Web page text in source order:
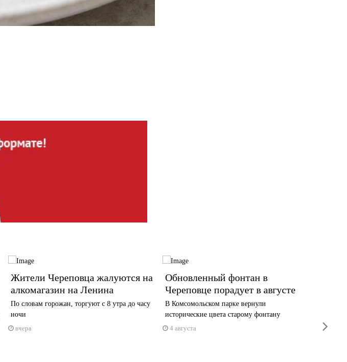
Жители Череповца жалуются на
алкомагазин на Ленина
По словам горожан, торгуют с 8 утра до часу
ночи
вчера
Обновленный фонтан в
Череповце порадует в августе
В Комсомольском парке вернули
исторические цвета старому фонтану
4 августа
3